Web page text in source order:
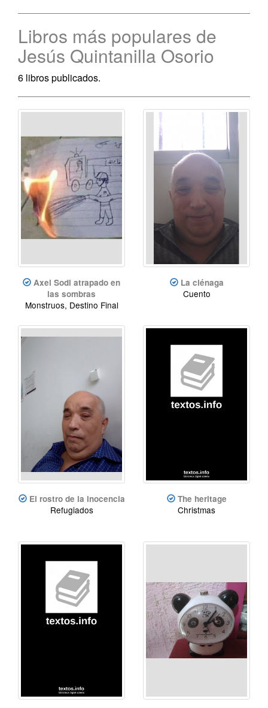
Libros más populares de
Jesús Quintanilla Osorio
6 libros publicados.
Axel Sodi atrapado en
las sombras
Monstruos, Destino Final
La ciénaga
Cuento
El rostro de la inocencia
Refugiados
The heritage
Christmas